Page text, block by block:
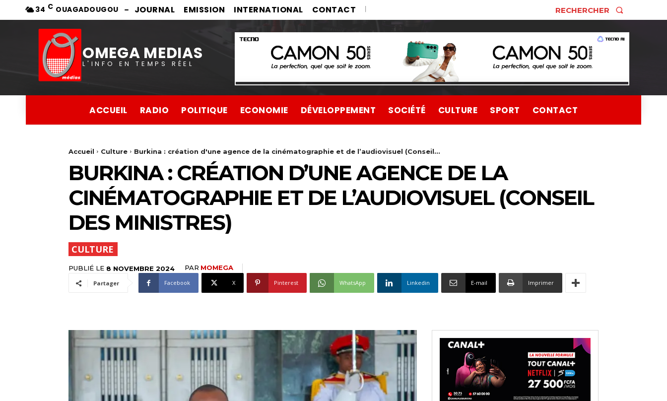
34 C OUAGADOUGOU JOURNAL EMISSION INTERNATIONAL CONTACT RECHERCHER
OMEGA MEDIAS
L'INFO EN TEMPS RÉEL
ACCUEIL RADIO POLITIQUE ECONOMIE DÉVELOPPEMENT SOCIÉTÉ CULTURE SPORT CONTACT
Accueil Culture Burkina : création d'une agence de la cinématographie et de l’audiovisuel (Conseil...
BURKINA : CRÉATION D’UNE AGENCE DE LA
CINÉMATOGRAPHIE ET DE L’AUDIOVISUEL (CONSEIL
DES MINISTRES)
CULTURE
PUBLIÉ LE 8 NOVEMBRE 2024 PAR MOMEGA
Partager Facebook X Pinterest WhatsApp Linkedin E-mail Imprimer